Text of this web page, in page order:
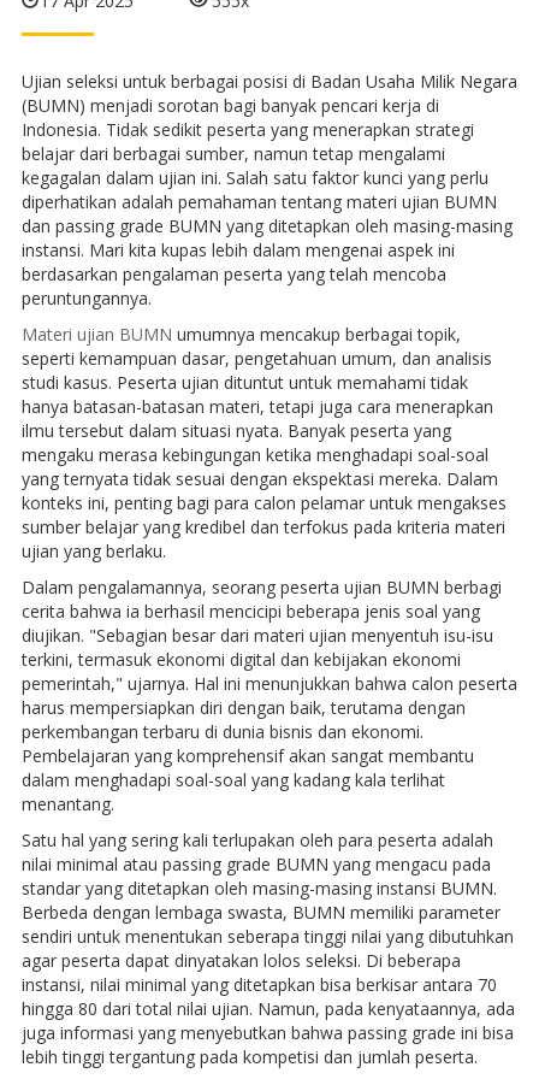
Ujian seleksi untuk berbagai posisi di Badan Usaha Milik Negara
(BUMN) menjadi sorotan bagi banyak pencari kerja di
Indonesia. Tidak sedikit peserta yang menerapkan strategi
belajar dari berbagai sumber, namun tetap mengalami
kegagalan dalam ujian ini. Salah satu faktor kunci yang perlu
diperhatikan adalah pemahaman tentang materi ujian BUMN
dan passing grade BUMN yang ditetapkan oleh masing-masing
instansi. Mari kita kupas lebih dalam mengenai aspek ini
berdasarkan pengalaman peserta yang telah mencoba
peruntungannya.
Materi ujian BUMN umumnya mencakup berbagai topik,
seperti kemampuan dasar, pengetahuan umum, dan analisis
studi kasus. Peserta ujian dituntut untuk memahami tidak
hanya batasan-batasan materi, tetapi juga cara menerapkan
ilmu tersebut dalam situasi nyata. Banyak peserta yang
mengaku merasa kebingungan ketika menghadapi soal-soal
yang ternyata tidak sesuai dengan ekspektasi mereka. Dalam
konteks ini, penting bagi para calon pelamar untuk mengakses
sumber belajar yang kredibel dan terfokus pada kriteria materi
ujian yang berlaku.
Dalam pengalamannya, seorang peserta ujian BUMN berbagi
cerita bahwa ia berhasil mencicipi beberapa jenis soal yang
diujikan. "Sebagian besar dari materi ujian menyentuh isu-isu
terkini, termasuk ekonomi digital dan kebijakan ekonomi
pemerintah," ujarnya. Hal ini menunjukkan bahwa calon peserta
harus mempersiapkan diri dengan baik, terutama dengan
perkembangan terbaru di dunia bisnis dan ekonomi.
Pembelajaran yang komprehensif akan sangat membantu
dalam menghadapi soal-soal yang kadang kala terlihat
menantang.
Satu hal yang sering kali terlupakan oleh para peserta adalah
nilai minimal atau passing grade BUMN yang mengacu pada
standar yang ditetapkan oleh masing-masing instansi BUMN.
Berbeda dengan lembaga swasta, BUMN memiliki parameter
sendiri untuk menentukan seberapa tinggi nilai yang dibutuhkan
agar peserta dapat dinyatakan lolos seleksi. Di beberapa
instansi, nilai minimal yang ditetapkan bisa berkisar antara 70
hingga 80 dari total nilai ujian. Namun, pada kenyataannya, ada
juga informasi yang menyebutkan bahwa passing grade ini bisa
lebih tinggi tergantung pada kompetisi dan jumlah peserta.